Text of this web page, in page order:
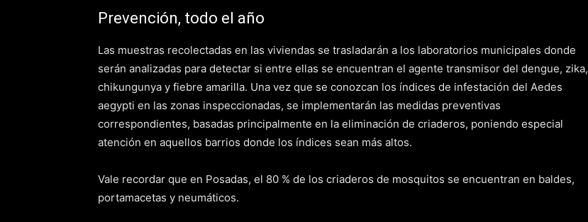
Prevención, todo el año
Las muestras recolectadas en las viviendas se trasladarán a los laboratorios municipales donde
serán analizadas para detectar si entre ellas se encuentran el agente transmisor del dengue, zika,
chikungunya y fiebre amarilla. Una vez que se conozcan los índices de infestación del Aedes
aegypti en las zonas inspeccionadas, se implementarán las medidas preventivas
correspondientes, basadas principalmente en la eliminación de criaderos, poniendo especial
atención en aquellos barrios donde los índices sean más altos.
Vale recordar que en Posadas, el 80 % de los criaderos de mosquitos se encuentran en baldes,
portamacetas y neumáticos.